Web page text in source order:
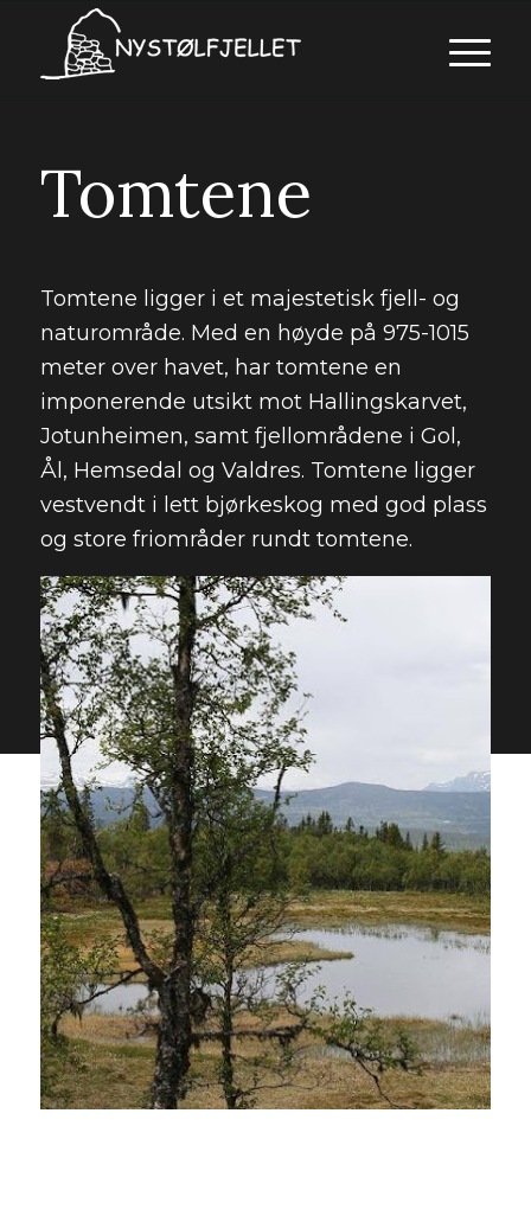
Tomtene
Tomtene ligger i et majestetisk fjell- og
naturområde. Med en høyde på 975-1015
meter over havet, har tomtene en
imponerende utsikt mot Hallingskarvet,
Jotunheimen, samt fjellområdene i Gol,
Ål, Hemsedal og Valdres. Tomtene ligger
vestvendt i lett bjørkeskog med god plass
og store friområder rundt tomtene.